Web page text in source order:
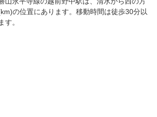
の位置にあります。移動時間は徒歩30分以
す。